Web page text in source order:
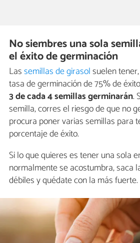
No siembres una sola
el éxito de germinación
Lassemillas de girasolsuelen
tasa de germinación de 75% de
3 de cada 4 semillas germinarán.
semilla, corres el riesgo de que no
procura poner varias semillas para
porcentaje de éxito.
Si lo que quieres es tener una sola
normalmente se acostumbra, saca
débiles y quédate con la más fuerte.